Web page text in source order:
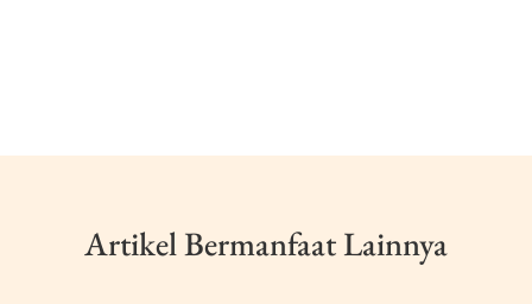
Artikel Bermanfaat Lainnya